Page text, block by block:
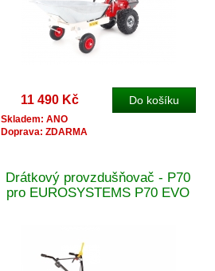
11 490 Kč
Skladem: ANO
Doprava: ZDARMA
Drátkový provzdušňovač - P70
pro EUROSYSTEMS P70 EVO